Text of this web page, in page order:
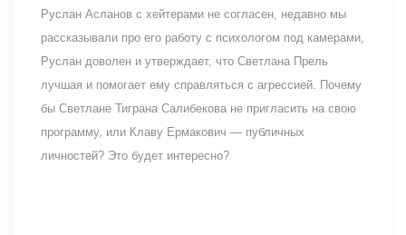
Руслан Асланов с хейтерами не согласен, недавно мы
рассказывали про его работу с психологом под камерами,
Руслан доволен и утверждает, что Светлана Прель
лучшая и помогает ему справляться с агрессией. Почему
бы Светлане Тиграна Салибекова не пригласить на свою
программу, или Клаву Ермакович — публичных
личностей? Это будет интересно?